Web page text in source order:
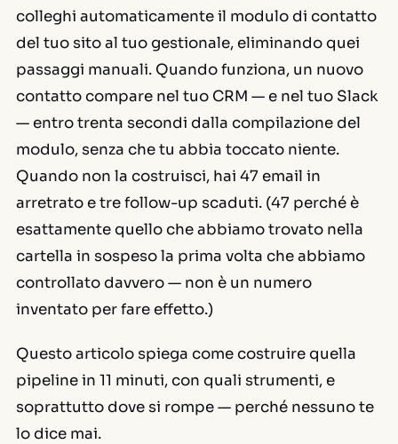
colleghi automaticamente il modulo di contatto
del tuo sito al tuo gestionale, eliminando quei
passaggi manuali. Quando funziona, un nuovo
contatto compare nel tuo CRM — e nel tuo Slack
— entro trenta secondi dalla compilazione del
modulo, senza che tu abbia toccato niente.
Quando non la costruisci, hai 47 email in
arretrato e tre follow-up scaduti. (47 perché è
esattamente quello che abbiamo trovato nella
cartella in sospeso la prima volta che abbiamo
controllato davvero — non è un numero
inventato per fare effetto.)
Questo articolo spiega come costruire quella
pipeline in 11 minuti, con quali strumenti, e
soprattutto dove si rompe — perché nessuno te
lo dice mai.